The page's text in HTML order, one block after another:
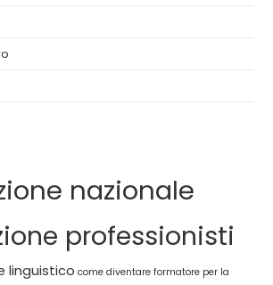
nazionale
professionisti
linguistico come diventare formatore per la